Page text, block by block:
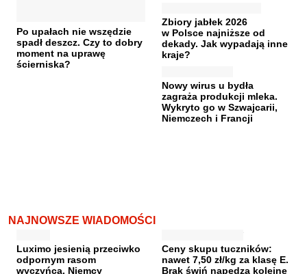
Po upałach nie wszędzie
spadł deszcz. Czy to dobry
moment na uprawę
ścierniska?
Zbiory jabłek 2026
w Polsce najniższe od
dekady. Jak wypadają inne
kraje?
Nowy wirus u bydła
zagraża produkcji mleka.
Wykryto go w Szwajcarii,
Niemczech i Francji
NAJNOWSZE WIADOMOŚCI
Luximo jesienią przeciwko
odpornym rasom
wyczyńca. Niemcy
Ceny skupu tuczników:
nawet 7,50 zł/kg za klasę E.
Brak świń napędza kolejne